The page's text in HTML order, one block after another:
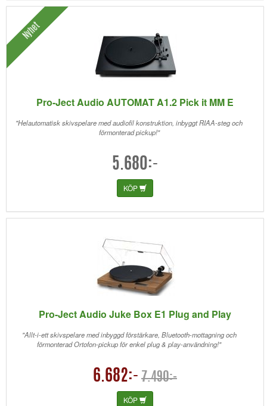
Nyhet
Pro-Ject Audio AUTOMAT A1.2 Pick it MM E
"Helautomatisk skivspelare med audiofil konstruktion, inbyggt RIAA-steg och
förmonterad pickup!"
5.680:-
KÖP
Pro-Ject Audio Juke Box E1 Plug and Play
"Allt-i-ett skivspelare med inbyggd förstärkare, Bluetooth-mottagning och
förmonterad Ortofon-pickup för enkel plug & play-användning!"
6.682:- 7.490:-
KÖP